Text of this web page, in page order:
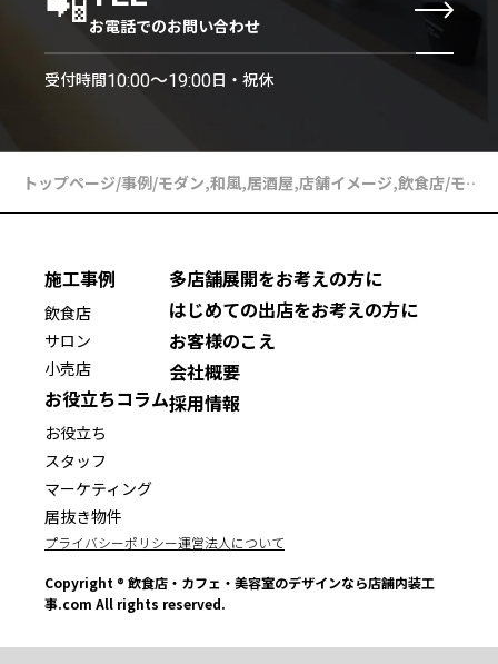
お電話でのお問い合わせ
受付時間10:00〜19:00日・祝休
トップページ/事例/モダン,和風,居酒屋,店舗イメージ,飲食店/ モダンなデザインイメージの焼き鳥屋の店舗内装【草加市】
施工事例
飲食店
サロン
小売店
お役立ちコラム
お役立ち
スタッフ
マーケティング
居抜き物件
多店舗展開をお考えの方に
はじめての出店をお考えの方に
お客様のこえ
会社概要
採用情報
プライバシーポリシー運営法人について
Copyright ® 飲食店・カフェ・美容室のデザインなら店舗内装工
事.com All rights reserved.